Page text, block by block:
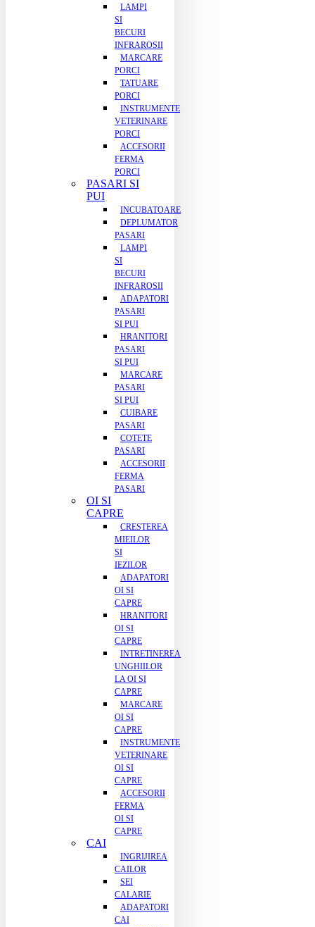
LAMPI
SI
BECURI
INFRAROSII
MARCARE
PORCI
TATUARE
PORCI
INSTRUMENTE
VETERINARE
PORCI
ACCESORII
FERMA
PORCI
PASARI SI
PUI
INCUBATOARE
DEPLUMATOR
PASARI
LAMPI
SI
BECURI
INFRAROSII
ADAPATORI
PASARI
SI PUI
HRANITORI
PASARI
SI PUI
MARCARE
PASARI
SI PUI
CUIBARE
PASARI
COTETE
PASARI
ACCESORII
FERMA
PASARI
OI SI
CAPRE
CRESTEREA
MIEILOR
SI
IEZILOR
ADAPATORI
OI SI
CAPRE
HRANITORI
OI SI
CAPRE
INTRETINEREA
UNGHIILOR
LA OI SI
CAPRE
MARCARE
OI SI
CAPRE
INSTRUMENTE
VETERINARE
OI SI
CAPRE
ACCESORII
FERMA
OI SI
CAPRE
CAI
INGRIJIREA
CAILOR
SEI
CALARIE
ADAPATORI
CAI